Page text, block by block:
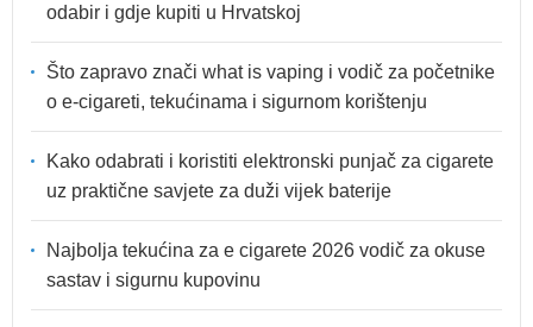
odabir i gdje kupiti u Hrvatskoj
Što zapravo znači what is vaping i vodič za početnike
o e-cigareti, tekućinama i sigurnom korištenju
Kako odabrati i koristiti elektronski punjač za cigarete
uz praktične savjete za duži vijek baterije
Najbolja tekućina za e cigarete 2026 vodič za okuse
sastav i sigurnu kupovinu